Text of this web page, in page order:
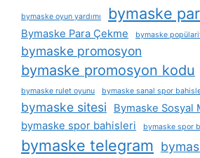
bymaske oyun yardımı bymaske
Bymaske Para Çekme bymaske
bymaske promosyon
bymaske promosyon kodu
bymaske rulet oyunu
bymaske sanal spor
bymaske sitesi
Bymaske Sosyal
bymaske spor bahisleri
bymaske spor
bymaske telegram